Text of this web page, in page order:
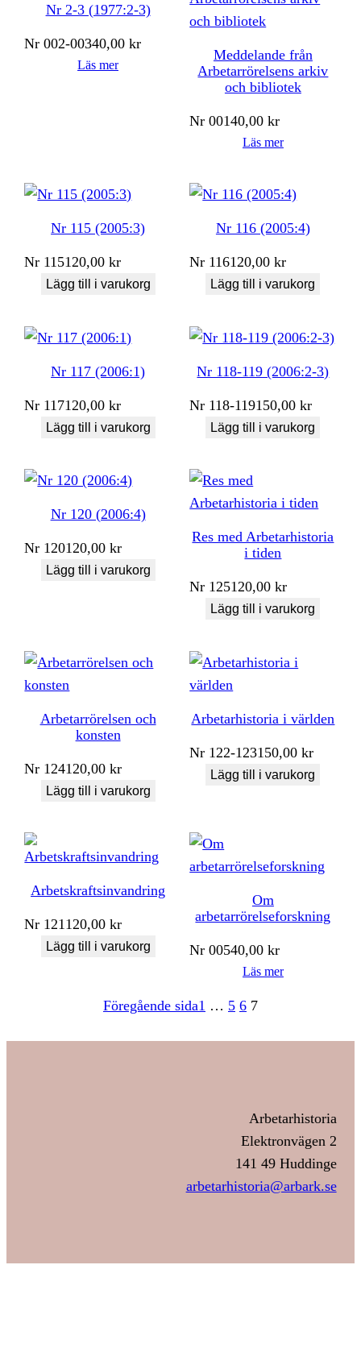
Nr 2-3 (1977:2-3)
Nr 002-00340,00kr
Läs mer
Meddelande från
Arbetarrörelsens arkiv
och bibliotek
Nr 00140,00kr
Läs mer
Nr 115 (2005:3)
Nr 115120,00kr
Lägg till i varukorg
Nr 116 (2005:4)
Nr 116120,00kr
Lägg till i varukorg
Nr 117 (2006:1)
Nr 117120,00kr
Lägg till i varukorg
Nr 118-119 (2006:2-3)
Nr 118-119150,00kr
Lägg till i varukorg
Nr 120 (2006:4)
Nr 120120,00kr
Lägg till i varukorg
Res med Arbetarhistoria
i tiden
Nr 125120,00kr
Lägg till i varukorg
Arbetarrörelsen och
konsten
Nr 124120,00kr
Lägg till i varukorg
Arbetarhistoria i världen
Nr 122-123150,00kr
Lägg till i varukorg
Arbetskraftsinvandring
Nr 121120,00kr
Lägg till i varukorg
Om
arbetarrörelseforskning
Nr 00540,00kr
Läs mer
Föregående sida1 … 5 6 7
Arbetarhistoria
Elektronvägen 2
141 49 Huddinge
arbetarhistoria@arbark.se